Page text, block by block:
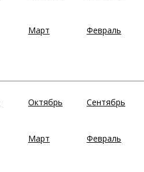
Март Февраль
Октябрь Сентябрь
Март Февраль